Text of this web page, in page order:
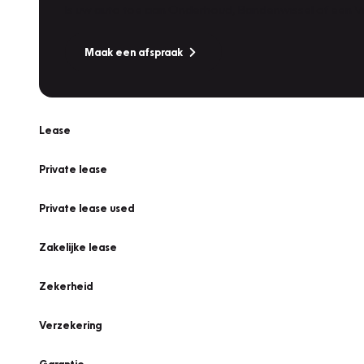
Maak een afspraak
Lease
Private lease
Private lease used
Zakelijke lease
Zekerheid
Verzekering